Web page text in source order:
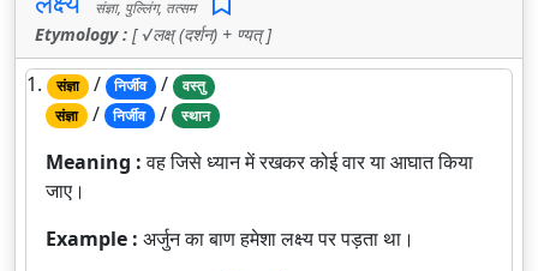
संज्ञा, पुल्लिंग, तत्सम
Etymology : [ √लक्ष् (दर्शन) + ण्यत् ]
1. संज्ञा / निर्जीव / वस्तु
संज्ञा / निर्जीव / स्थान
Meaning :वह जिसे ध्यान में रखकर कोई वार या आघात किया
जाए।
Example : अर्जुन का बाण हमेशा लक्ष्य पर पड़ता था।